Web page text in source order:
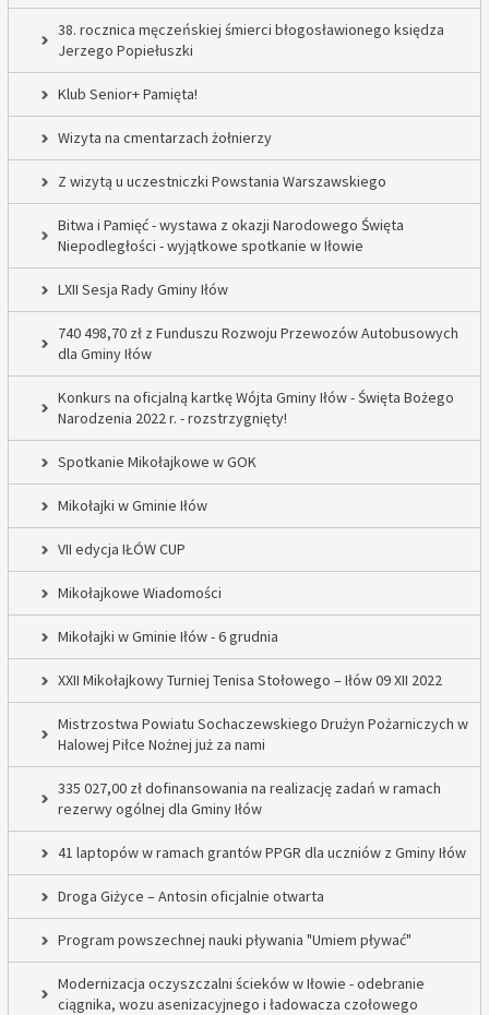
38. rocznica męczeńskiej śmierci błogosławionego księdza
Jerzego Popiełuszki
Klub Senior+ Pamięta!
Wizyta na cmentarzach żołnierzy
Z wizytą u uczestniczki Powstania Warszawskiego
Bitwa i Pamięć - wystawa z okazji Narodowego Święta
Niepodległości - wyjątkowe spotkanie w Iłowie
LXII Sesja Rady Gminy Iłów
740 498,70 zł z Funduszu Rozwoju Przewozów Autobusowych
dla Gminy Iłów
Konkurs na oficjalną kartkę Wójta Gminy Iłów - Święta Bożego
Narodzenia 2022 r. - rozstrzygnięty!
Spotkanie Mikołajkowe w GOK
Mikołajki w Gminie Iłów
VII edycja IŁÓW CUP
Mikołajkowe Wiadomości
Mikołajki w Gminie Iłów - 6 grudnia
XXII Mikołajkowy Turniej Tenisa Stołowego – Iłów 09 XII 2022
Mistrzostwa Powiatu Sochaczewskiego Drużyn Pożarniczych w
Halowej Piłce Nożnej już za nami
335 027,00 zł dofinansowania na realizację zadań w ramach
rezerwy ogólnej dla Gminy Iłów
41 laptopów w ramach grantów PPGR dla uczniów z Gminy Iłów
Droga Giżyce – Antosin oficjalnie otwarta
Program powszechnej nauki pływania "Umiem pływać"
Modernizacja oczyszczalni ścieków w Iłowie - odebranie
ciągnika, wozu asenizacyjnego i ładowacza czołowego